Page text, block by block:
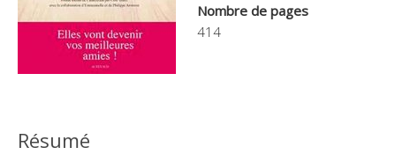
Nombre de pages
414
Résumé